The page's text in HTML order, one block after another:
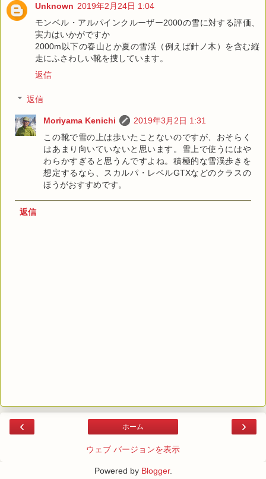
Unknown 2019年2月24日 1:04
モンベル・アルパインクルーザー2000の雪に対する評価、
実力はいかがですか
2000m以下の春山とか夏の雪渓（例えば針ノ木）を含む縦
走にふさわしい靴を捜しています。
返信
返信
Moriyama Kenichi
2019年3月2日 1:31
この靴で雪の上は歩いたことないのですが、おそらく
はあまり向いていないと思います。雪上で使うにはや
わらかすぎると思うんですよね。積極的な雪渓歩きを
想定するなら、スカルパ・レベルGTXなどのクラスの
ほうがおすすめです。
返信
‹ ›
ホーム
ウェブ バージョンを表示
Powered by Blogger.